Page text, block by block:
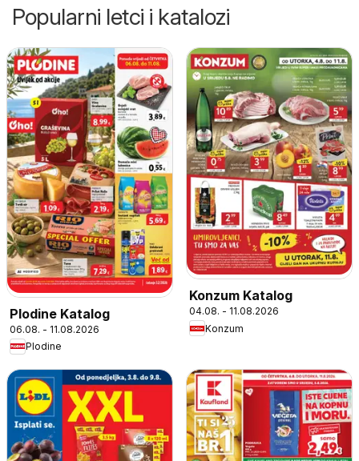
Popularni letci i katalozi
Plodine Katalog
06.08. - 11.08.2026
Plodine
Konzum Katalog
04.08. - 11.08.2026
Konzum